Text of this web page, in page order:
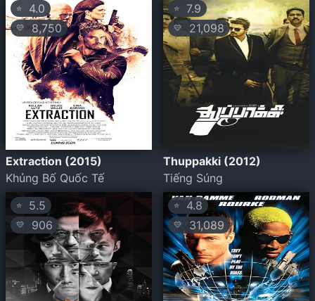
⭐ 4.0
💛 8,750
Extraction (2015)
Khủng Bố Quốc Tế
⭐ 7.9
💛 21,098
Thuppakki (2012)
Tiếng Súng
⭐ 5.5
💛 906
⭐ 4.8
💛 31,089